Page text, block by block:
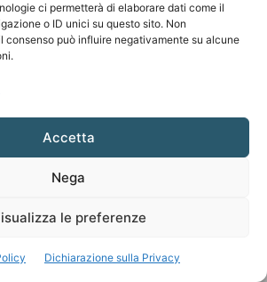
ci permetterà di elaborare dati come il
o ID unici su questo sito. Non
consenso può influire negativamente su alcune
Accetta
Nega
le preferenze
Dichiarazione sulla Privacy